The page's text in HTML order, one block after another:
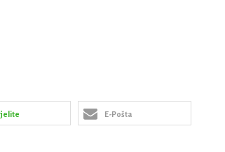
E-Pošta